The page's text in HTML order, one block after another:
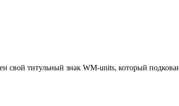
свой титульный знак WM-units, который